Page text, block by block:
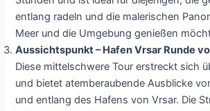
entlang radeln und die malerischen
Meer und die Umgebung genießen
Aussichtspunkt – Hafen Vrsar Runde
Diese mittelschwere Tour erstreckt sich
und bietet atemberaubende Ausblicke
und entlang des Hafens von Vrsar. Die